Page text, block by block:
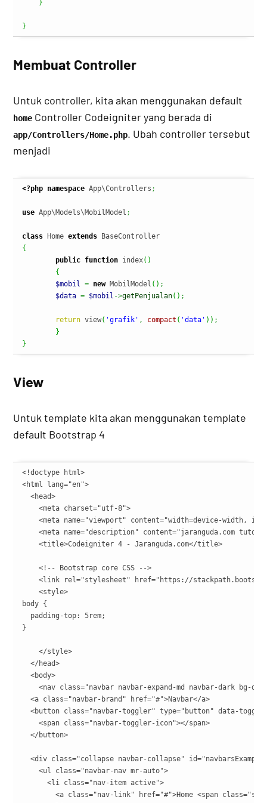
}
}
Membuat Controller
Untuk controller, kita akan menggunakan default
home Controller Codeigniter yang berada di
app/Controllers/Home.php. Ubah controller tersebut
menjadi
<?php namespace App\Controllers ;
use App\Models\MobilModel ;
class Home extends
{
public function index( )
{
$mobil
= new MobilModel ( ) ;
$data = $mobil ->getPenjualan( ) ;
return view( 'grafik' , compact ( 'data' ) ) ;
}
}
View
Untuk template kita akan menggunakan template
default Bootstrap 4
<!doctype html>
<html lang="en">
  <head>
    <meta charset="utf-8">
<meta name="viewport" content="width=device-width,
<meta name="description" content="jaranguda.com
    <title>Codeigniter 4 - Jaranguda.com</title>
    <!-- Bootstrap core CSS -->
<link rel="stylesheet" href="https://
    <style>
body {
  padding-top: 5rem;
}
    </style>
  </head>
  <body>
<nav class="navbar navbar-expand-md navbar-dark bg-
  <a class="navbar-brand" href="#">Navbar</a>
<button class="navbar-toggler" type="button" data-
    <span class="navbar-toggler-icon"></span>
  </button>
<div class="collapse navbar-collapse"
    <ul class="navbar-nav mr-auto">
      <li class="nav-item active">
<a class="nav-link" href="#">Home <span